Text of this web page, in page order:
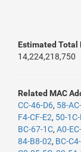
Estimated Total
14,224,218,750
Related MAC
CC-46-D6, 58-
F4-CF-E2, 50-1C-
BC-67-1C, A0-
84-B8-02, BC-